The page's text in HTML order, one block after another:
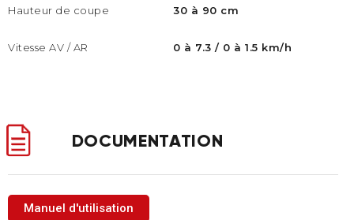
Hauteur de coupe
Vitesse AV / AR
30 à 90 cm
0 à 7.3 / 0 à 1.5 km/h
DOCUMENTATION
Manuel d'utilisation